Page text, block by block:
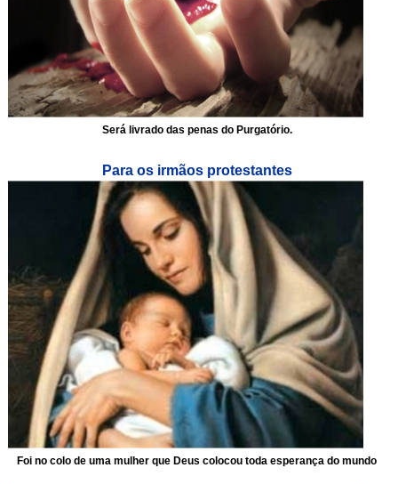
Será livrado das penas do Purgatório.
Para os irmãos protestantes
Foi no colo de uma mulher que Deus colocou toda esperança do mundo